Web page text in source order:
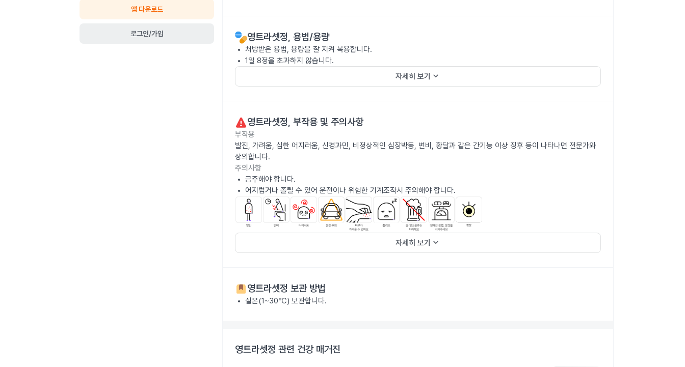
앱 다운로드
로그인/가입 영트라셋정, 용법/용량
처방받은 용법, 용량을 잘 지켜 복용합니다.
1일 8정을 초과하지 않습니다.
자세히 보기 keyboard_arrow_down
영트라셋정, 부작용 및 주의사항
부작용
발진, 가려움, 심한 어지러움, 신경과민, 비정상적인 심장박동, 변비, 황달과 같은 간기능 이상 징후 등이 나타나면 전문가와
상의합니다.
주의사항
금주해야 합니다.
어지럽거나 졸릴 수 있어 운전이나 위험한 기계조작시 주의해야 합니다.
자세히 보기 keyboard_arrow_down
영트라셋정 보관 방법
실온(1~30℃) 보관합니다.
영트라셋정 관련 건강 매거진